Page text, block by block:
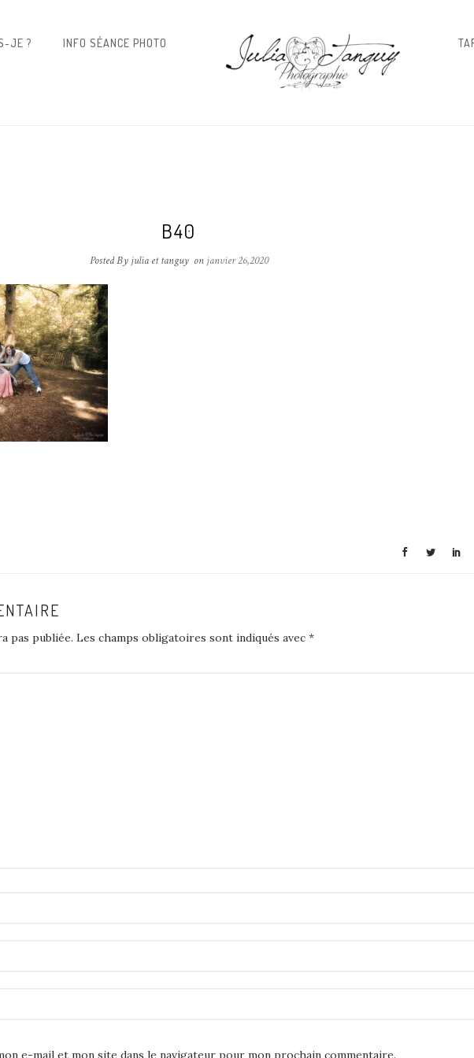
JE ? INFO SÉANCE PHOTO
B40
Posted By julia et tanguy on janvier 26,2020
pas publiée. Les champs obligatoires sont indiqués avec *
e-mail et mon site dans le navigateur pour mon prochain commentaire.